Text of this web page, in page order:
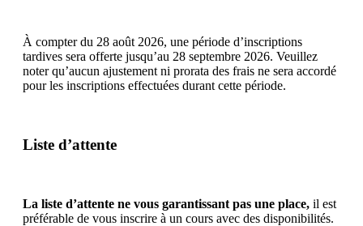
À compter du 28 août 2026, une période d’inscriptions
tardives sera offerte jusqu’au 28 septembre 2026. Veuillez
noter qu’aucun ajustement ni prorata des frais ne sera accordé
pour les inscriptions effectuées durant cette période.
Liste d’attente
La liste d’attente ne vous garantissant pas une place, il est
préférable de vous inscrire à un cours avec des disponibilités.